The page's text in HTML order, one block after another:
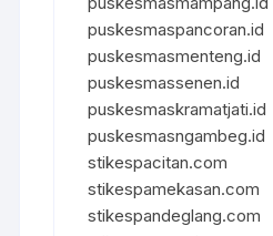
puskesmaspancoran.id
puskesmasmenteng.id
puskesmassenen.id
puskesmaskramatjati.id
puskesmasngambeg.id
stikespacitan.com
stikespamekasan.com
stikespandeglang.com